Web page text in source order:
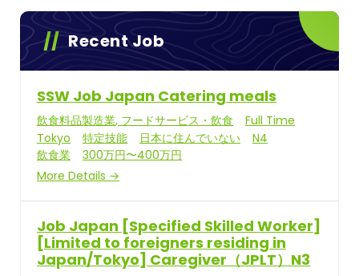
Recent Job
SSW Job Japan Catering meals
飲食料品製造業 フードサービス・飲食
Full Time
Tokyo
特定技能 日本に住んでいない
N4
飲食業
300万円〜400万円
More Details
Job Japan [Specified Skilled Worker]
[Limited to foreigners residing in
Japan/Tokyo] Caregiver（JPLT）N3